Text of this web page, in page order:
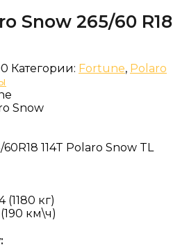
Snow 265/60 R18
Категории: Fortune, Polaro
Snow
60R18 114T Polaro Snow TL
(1180 кг)
км\ч)